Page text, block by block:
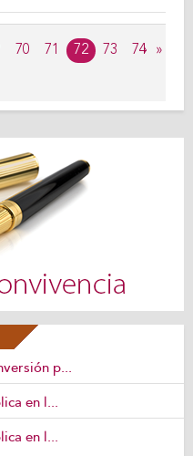
70 71 72 73
74› »
p...
en l...
en l...